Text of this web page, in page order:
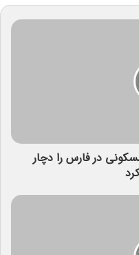
آسا ۳۵۱ منزل مسکونی در فارس را دچار